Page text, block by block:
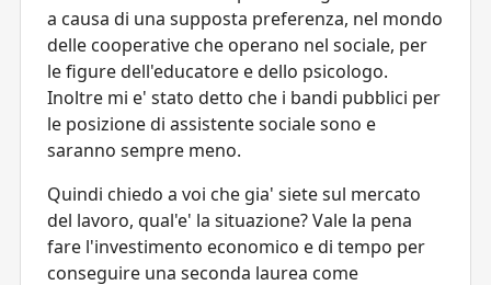
a causa di una supposta preferenza, nel mondo
delle cooperative che operano nel sociale, per
le figure dell'educatore e dello psicologo.
Inoltre mi e' stato detto che i bandi pubblici per
le posizione di assistente sociale sono e
saranno sempre meno.
Quindi chiedo a voi che gia' siete sul mercato
del lavoro, qual'e' la situazione? Vale la pena
fare l'investimento economico e di tempo per
conseguire una seconda laurea come